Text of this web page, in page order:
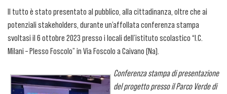
Il tutto è stato presentato al pubblico, alla cittadinanza, oltre che ai
potenziali stakeholders, durante un’affollata conferenza stampa
svoltasi il 6 ottobre 2023 presso i locali dell’istituto scolastico “I.C.
Milani – Plesso Foscolo” in Via Foscolo a Caivano (Na).
Conferenza stampa di presentazione
del progetto presso il Parco Verde di